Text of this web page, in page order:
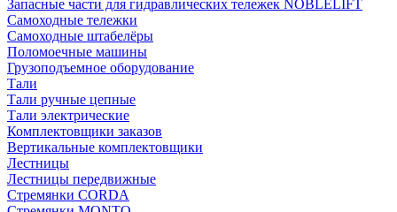
Запасные части для гидравлических тележек NOBLELIFT
Самоходные тележки
Самоходные штабелёры
Поломоечные машины
Грузоподъемное оборудование
Тали
Тали ручные цепные
Тали электрические
Комплектовщики заказов
Вертикальные комплектовщики
Лестницы
Лестницы передвижные
Стремянки CORDA